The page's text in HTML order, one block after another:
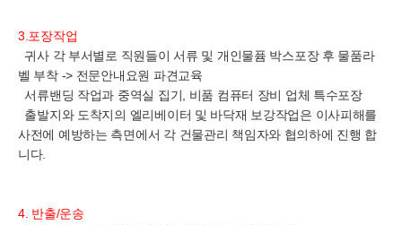
3.포장작업
귀사 각 부서별로 직원들이 서류 및 개인물퓸 박스포장 후 물품라
벨 부착 -> 전문안내요원 파견교육
서류밴딩 작업과 중역실 집기, 비품 컴퓨터 장비 업체 특수포장
출발지와 도착지의 엘리베이터 및 바닥재 보강작업은 이사피해를
사전에 예방하는 측면에서 각 건물관리 책임자와 협의하에 진행 합
니다.
4. 반출/운송